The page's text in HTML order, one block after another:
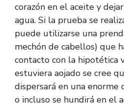
corazón en el aceite y
agua. Si la prueba se
puede utilizarse una
mechón de cabellos) que
contacto con la hipotética
estuviera aojado se cree
dispersará en una enorme
o incluso se hundirá en el